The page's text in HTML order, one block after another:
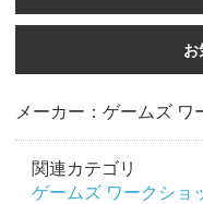
お
メーカー：ゲームズ ワ
関連カテゴリ
ゲームズ ワークショ